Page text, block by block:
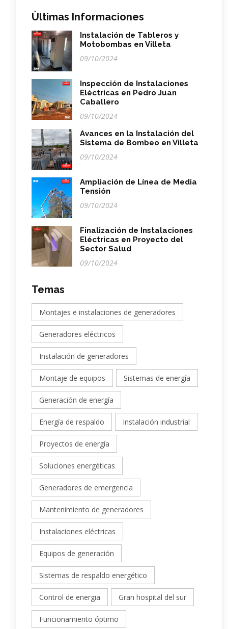
Ùltimas Informaciones
Instalación de Tableros y
Motobombas en Villeta
09/10/2024
Inspección de Instalaciones
Eléctricas en Pedro Juan
Caballero
09/10/2024
Avances en la Instalación del
Sistema de Bombeo en Villeta
09/10/2024
Ampliación de Línea de Media
Tensión
09/10/2024
Finalización de Instalaciones
Eléctricas en Proyecto del
Sector Salud
09/10/2024
Temas
Montajes e instalaciones de generadores
Generadores eléctricos
Instalación de generadores
Montaje de equipos Sistemas de energía
Generación de energía
Energía de respaldo Instalación industrial
Proyectos de energía
Soluciones energéticas
Generadores de emergencia
Mantenimiento de generadores
Instalaciones eléctricas
Equipos de generación
Sistemas de respaldo energético
Control de energia Gran hospital del sur
Funcionamiento óptimo